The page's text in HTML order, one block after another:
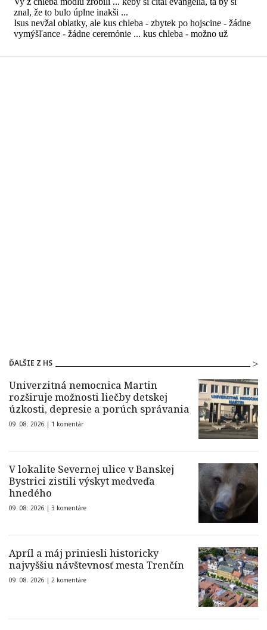
ĎALŠIE Z HS
Univerzitná nemocnica Martin
rozširuje možnosti liečby detskej
úzkosti, depresie a porúch správania
09. 08. 2026 | 1 komentár
V lokalite Severnej ulice v Banskej
Bystrici zistili výskyt medveďa
hnedého
09. 08. 2026 | 3 komentáre
Apríl a máj priniesli historicky
najvyššiu návštevnosť mesta Trenčín
09. 08. 2026 | 2 komentáre